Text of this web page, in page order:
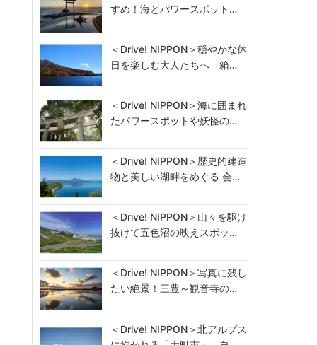
すめ！海とパワースポット…
＜Drive! NIPPON＞穏やかな休
日を楽しむ大人たちへ 箱…
＜Drive! NIPPON＞海に囲まれ
たパワースポットや妖怪の…
＜Drive! NIPPON＞歴史的建造
物と美しい湖畔をめぐる 会…
＜Drive! NIPPON＞山々を駆け
抜けて五色沼の映えスポッ…
＜Drive! NIPPON＞写真に残し
たい絶景！三豊～観音寺の…
＜Drive! NIPPON＞北アルプス